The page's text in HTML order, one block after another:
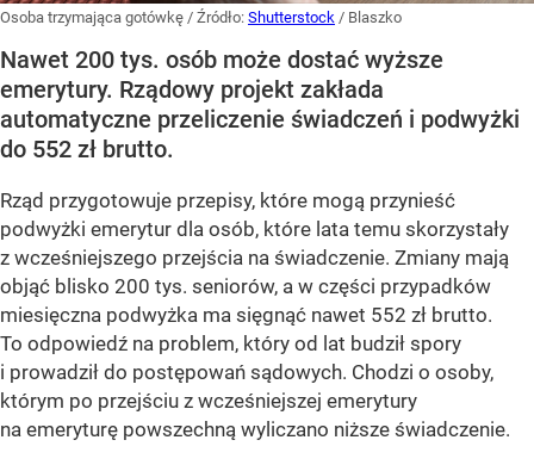
Osoba trzymająca gotówkę / Źródło: Shutterstock / Blaszko
Nawet 200 tys. osób może dostać wyższe
emerytury. Rządowy projekt zakłada
automatyczne przeliczenie świadczeń i podwyżki
do 552 zł brutto.
Rząd przygotowuje przepisy, które mogą przynieść
podwyżki emerytur dla osób, które lata temu skorzystały
z wcześniejszego przejścia na świadczenie. Zmiany mają
objąć blisko 200 tys. seniorów, a w części przypadków
miesięczna podwyżka ma sięgnąć nawet 552 zł brutto.
To odpowiedź na problem, który od lat budził spory
i prowadził do postępowań sądowych. Chodzi o osoby,
którym po przejściu z wcześniejszej emerytury
na emeryturę powszechną wyliczano niższe świadczenie.